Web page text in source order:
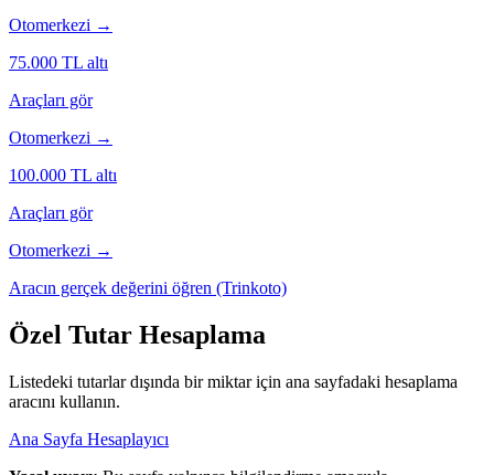
Otomerkezi →
75.000 TL altı
Araçları gör
Otomerkezi →
100.000 TL altı
Araçları gör
Otomerkezi →
Aracın gerçek değerini öğren (Trinkoto)
Özel Tutar Hesaplama
Listedeki tutarlar dışında bir miktar için ana sayfadaki hesaplama
aracını kullanın.
Ana Sayfa Hesaplayıcı